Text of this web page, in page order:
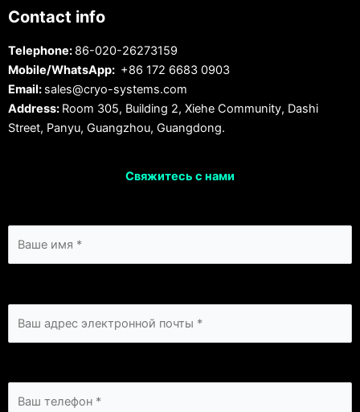
Contact info
Telephone: 86-020-26273159
Mobile/WhatsApp: +86 172 6683 0903
Email: sales@cryo-systems.com
Address: Room 305, Building 2, Xiehe Community, Dashi
Street, Panyu, Guangzhou, Guangdong.
Свяжитесь с нами